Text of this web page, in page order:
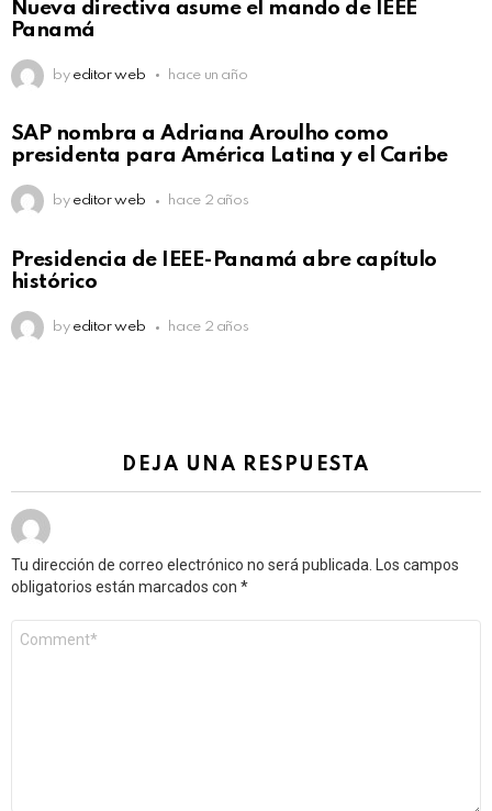
Nueva directiva asume el mando de IEEE
Panamá
by editor web hace un año
SAP nombra a Adriana Aroulho como
presidenta para América Latina y el Caribe
by editor web hace 2 años
Presidencia de IEEE-Panamá abre capítulo
histórico
by editor web hace 2 años
DEJA UNA RESPUESTA
Tu dirección de correo electrónico no será publicada.
Los campos
obligatorios están marcados con *